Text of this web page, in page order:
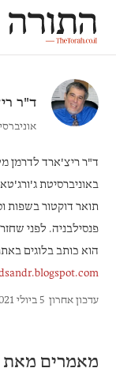
ד"ר
ד"ר ריצ'ארד לדרמן
באוניברסיטת
תואר דוקטור בשפות
פנסילבניה. לפני
הוא כותב בלוגים
עדכון אחרון 5 ביולי 2021
מאמרים